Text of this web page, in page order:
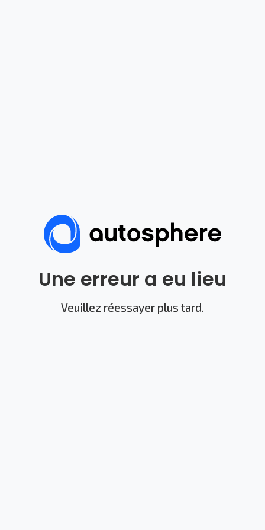
Une erreur a eu lieu
Veuillez réessayer plus tard.